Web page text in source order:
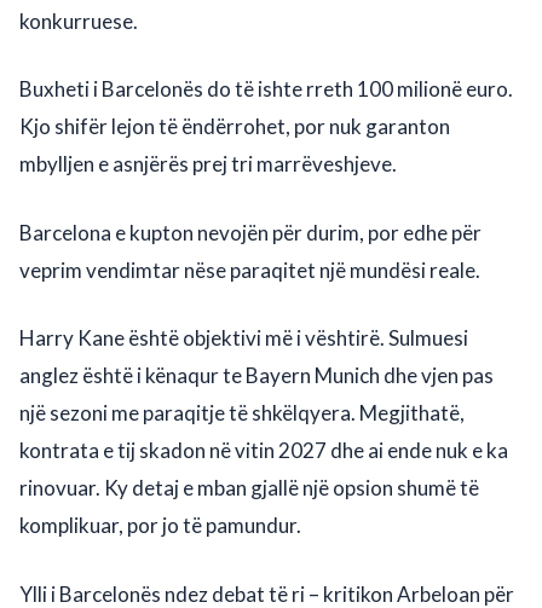
konkurruese.
Buxheti i Barcelonës do të ishte rreth 100 milionë euro.
Kjo shifër lejon të ëndërrohet, por nuk garanton
mbylljen e asnjërës prej tri marrëveshjeve.
Barcelona e kupton nevojën për durim, por edhe për
veprim vendimtar nëse paraqitet një mundësi reale.
Harry Kane është objektivi më i vështirë. Sulmuesi
anglez është i kënaqur te Bayern Munich dhe vjen pas
një sezoni me paraqitje të shkëlqyera. Megjithatë,
kontrata e tij skadon në vitin 2027 dhe ai ende nuk e ka
rinovuar. Ky detaj e mban gjallë një opsion shumë të
komplikuar, por jo të pamundur.
Ylli i Barcelonës ndez debat të ri – kritikon Arbeloan për